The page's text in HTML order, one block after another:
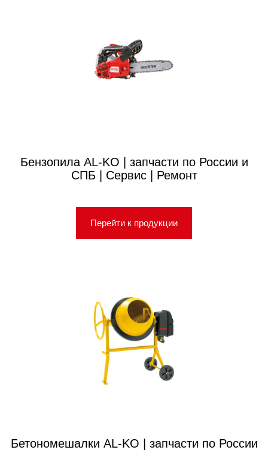
Бензопила AL-KO | запчасти по России и
СПБ | Сервис | Ремонт
Перейти к продукции
Бетономешалки AL-KO | запчасти по России